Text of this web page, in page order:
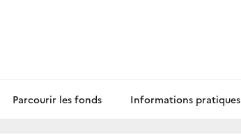
Parcourir les fonds Informations pratiques